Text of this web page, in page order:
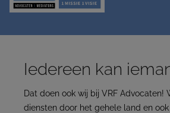
Iedereen kan
Dat doen ook wij bij VRF Advocaten!
diensten door het gehele land en